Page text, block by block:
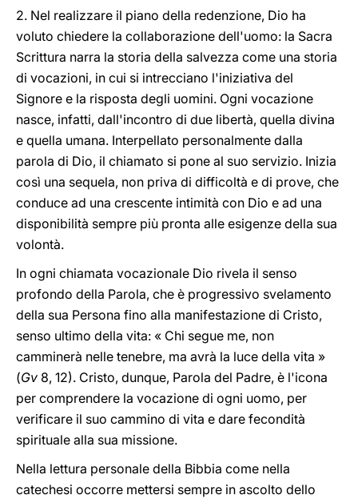
2. Nel realizzare il piano della redenzione, Dio ha
voluto chiedere la collaborazione dell'uomo: la Sacra
Scrittura narra la storia della salvezza come una storia
di vocazioni, in cui si intrecciano l'iniziativa del
Signore e la risposta degli uomini. Ogni vocazione
nasce, infatti, dall'incontro di due libertà, quella divina
e quella umana. Interpellato personalmente dalla
parola di Dio, il chiamato si pone al suo servizio. Inizia
così una sequela, non priva di difficoltà e di prove, che
conduce ad una crescente intimità con Dio e ad una
disponibilità sempre più pronta alle esigenze della sua
volontà.
In ogni chiamata vocazionale Dio rivela il senso
profondo della Parola, che è progressivo svelamento
della sua Persona fino alla manifestazione di Cristo,
senso ultimo della vita: « Chi segue me, non
camminerà nelle tenebre, ma avrà la luce della vita »
(Gv 8, 12). Cristo, dunque, Parola del Padre, è l'icona
per comprendere la vocazione di ogni uomo, per
verificare il suo cammino di vita e dare fecondità
spirituale alla sua missione.
Nella lettura personale della Bibbia come nella
catechesi occorre mettersi sempre in ascolto dello